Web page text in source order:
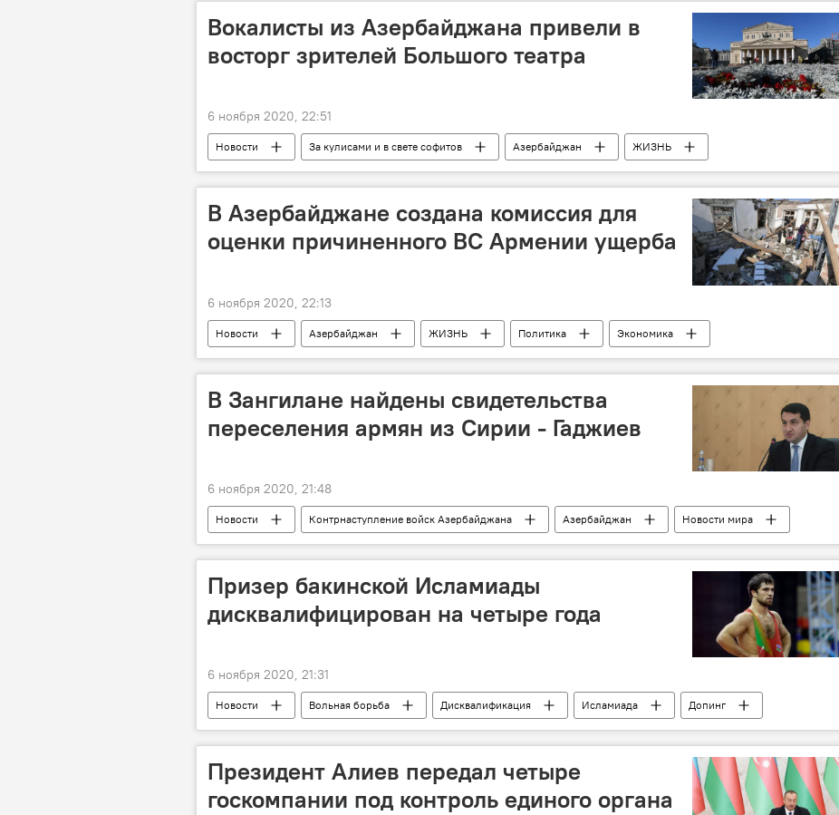
Вокалисты из Азербайджана привели в
восторг зрителей Большого театра
6 ноября 2020, 22:51
Новости За кулисами и в свете софитов Азербайджан
ЖИЗНЬ
Культура
Россия Москва Большой театр России Вокалисты
В Азербайджане создана комиссия для
оценки причиненного ВС Армении ущерба
6 ноября 2020, 22:13
Новости Азербайджан ЖИЗНЬ Политика
Экономика
Карабах
Контрнаступление войск Азербайджана Ильхам Алиев
распоряжение
В Зангилане найдены свидетельства
переселения армян из Сирии - Гаджиев
6 ноября 2020, 21:48
Новости Контрнаступление войск Азербайджана Азербайджан
Новости мира
Политика
Карабах Хикмет Гаджиев Зангилан
армяне
Призер бакинской Исламиады
дисквалифицирован на четыре года
6 ноября 2020, 21:31
Новости Вольная борьба Дисквалификация Исламиада
Допинг
Азербайджан
Происшествия ЖИЗНЬ
Спорт
Президент Алиев передал четыре
госкомпании под контроль единого органа